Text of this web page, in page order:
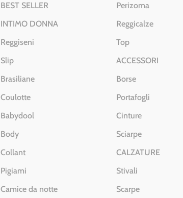
BEST SELLER
INTIMO DONNA
Reggiseni
Slip
Brasiliane
Coulotte
Babydool
Body
Collant
Pigiami
Camice da notte
Perizoma
Reggicalze
Top
ACCESSORI
Borse
Portafogli
Cinture
Sciarpe
CALZATURE
Stivali
Scarpe